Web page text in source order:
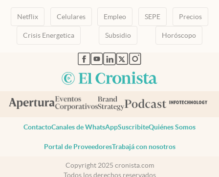
Netflix Celulares Empleo SEPE Precios
Crisis Energetica Subsidio Horóscopo
abre en nueva pestaña
abre en nueva pestaña
abre en nueva pestaña
abre en nueva pestaña
abre en nueva pestaña
ContactoCanales de WhatsAppSuscribiteQuiénes Somos
Portal de ProveedoresTrabajá con nosotros
Copyright 2025 cronista.com
Todos los derechos reservados